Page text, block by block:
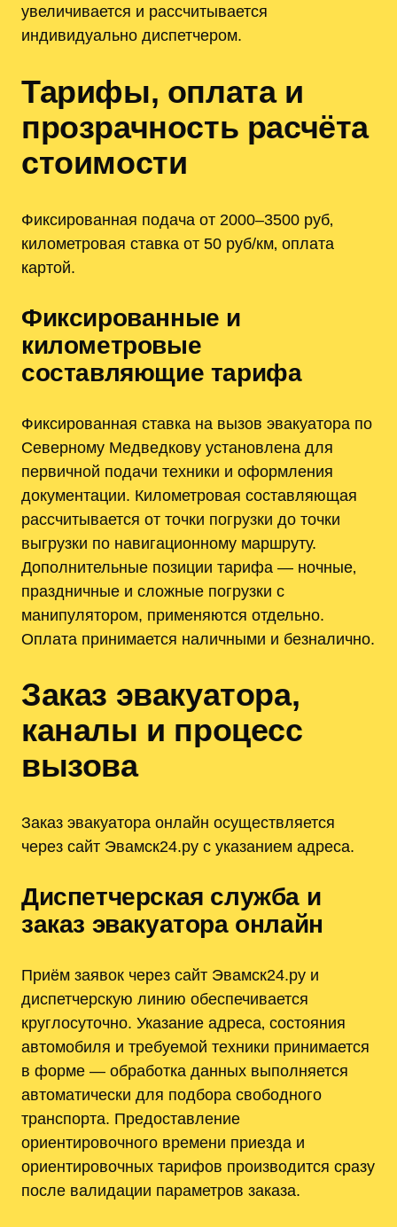
увеличивается и рассчитывается
индивидуально диспетчером.
Тарифы‚ оплата и
прозрачность расчёта
стоимости
Фиксированная подача от 2000–3500 руб‚
километровая ставка от 50 руб/км‚ оплата
картой.
Фиксированные и
километровые
составляющие тарифа
Фиксированная ставка на вызов эвакуатора по
Северному Медведкову установлена для
первичной подачи техники и оформления
документации. Километровая составляющая
рассчитывается от точки погрузки до точки
выгрузки по навигационному маршруту.
Дополнительные позиции тарифа — ночные‚
праздничные и сложные погрузки с
манипулятором, применяются отдельно.
Оплата принимается наличными и безналично.
Заказ эвакуатора,
каналы и процесс
вызова
Заказ эвакуатора онлайн осуществляется
через сайт Эвамск24.ру с указанием адреса.
Диспетчерская служба и
заказ эвакуатора онлайн
Приём заявок через сайт Эвамск24.ру и
диспетчерскую линию обеспечивается
круглосуточно. Указание адреса‚ состояния
автомобиля и требуемой техники принимается
в форме — обработка данных выполняется
автоматически для подбора свободного
транспорта. Предоставление
ориентировочного времени приезда и
ориентировочных тарифов производится сразу
после валидации параметров заказа.